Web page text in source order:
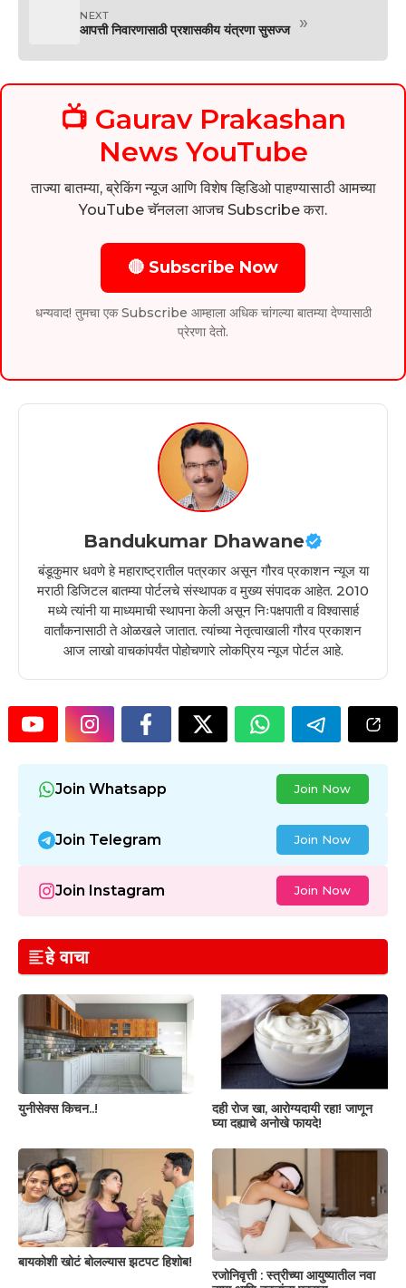
NEXT
आपत्ती निवारणासाठी प्रशासकीय यंत्रणा सुसज्ज »
📺 Gaurav Prakashan
News YouTube
ताज्या बातम्या, ब्रेकिंग न्यूज आणि विशेष व्हिडिओ पाहण्यासाठी आमच्या
YouTube चॅनलला आजच Subscribe करा.
🔴 Subscribe Now
धन्यवाद! तुमचा एक Subscribe आम्हाला अधिक चांगल्या बातम्या देण्यासाठी
प्रेरणा देतो.
Bandukumar Dhawane
बंडूकुमार धवणे हे महाराष्ट्रातील पत्रकार असून गौरव प्रकाशन न्यूज या
मराठी डिजिटल बातम्या पोर्टलचे संस्थापक व मुख्य संपादक आहेत. 2010
मध्ये त्यांनी या माध्यमाची स्थापना केली असून निःपक्षपाती व विश्वासार्ह
वार्तांकनासाठी ते ओळखले जातात. त्यांच्या नेतृत्वाखाली गौरव प्रकाशन
आज लाखो वाचकांपर्यंत पोहोचणारे लोकप्रिय न्यूज पोर्टल आहे.
Join Whatsapp Join Now
Join Telegram Join Now
Join Instagram Join Now
हे वाचा
युनीसेक्स किचन..!
दही रोज खा, आरोग्यदायी रहा! जाणून
घ्या दह्याचे अनोखे फायदे!
बायकोशी खोटं बोलल्यास झटपट हिशोब!
रजोनिवृत्ती : स्त्रीच्या आयुष्यातील नवा